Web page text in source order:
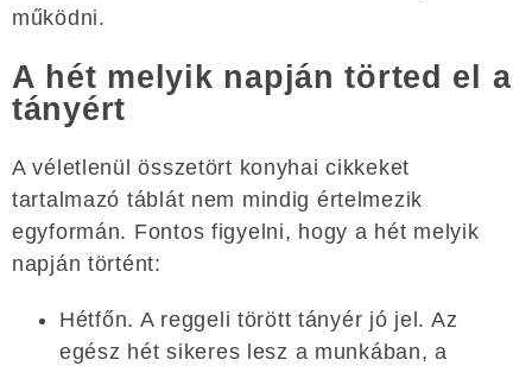
működni.
A hét melyik napján törted el a
tányért
A véletlenül összetört konyhai cikkeket
tartalmazó táblát nem mindig értelmezik
egyformán. Fontos figyelni, hogy a hét melyik
napján történt:
Hétfőn. A reggeli törött tányér jó jel. Az
egész hét sikeres lesz a munkában, a